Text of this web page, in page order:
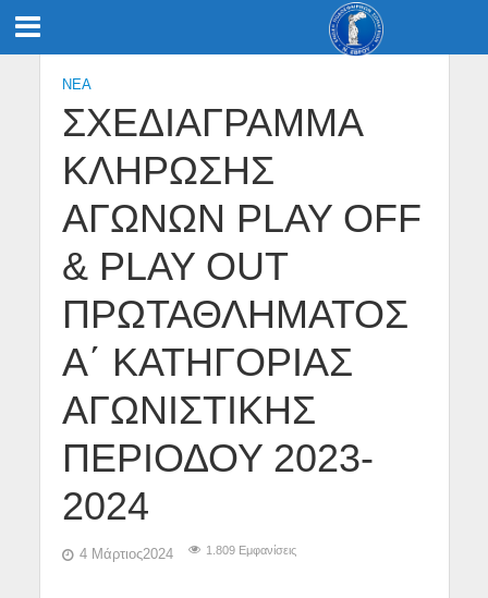
NEA
ΣΧΕΔΙΑΓΡΑΜΜΑ
ΚΛΗΡΩΣΗΣ
ΑΓΩΝΩΝ PLAY OFF
& PLAY OUT
ΠΡΩΤΑΘΛΗΜΑΤΟΣ
Α΄ ΚΑΤΗΓΟΡΙΑΣ
ΑΓΩΝΙΣΤΙΚΗΣ
ΠΕΡΙΟΔΟΥ 2023-
2024
4 Μάρτιος2024 1.809 Εμφανίσεις